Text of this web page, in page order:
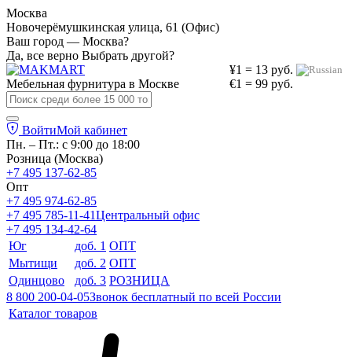
Москва
Новочерёмушкинская улица, 61 (Офис)
Ваш город — Москва?
Да, все верно Выбрать другой?
¥1 = 13 руб.
€1 = 99 руб.
Мебельная фурнитура в Москве
ВойтиМой кабинет
Пн. – Пт.: с 9:00 до 18:00
Розница (Москва)
+7 495 137-62-85
Опт
+7 495 974-62-85
+7 495 785-11-41Центральный офис
+7 495 134-42-64
Юг
доб. 1 ОПТ
Мытищи
доб. 2 ОПТ
Одинцово
доб. 3 РОЗНИЦА
8 800 200-04-05Звонок бесплатный по всей России
Каталог товаров